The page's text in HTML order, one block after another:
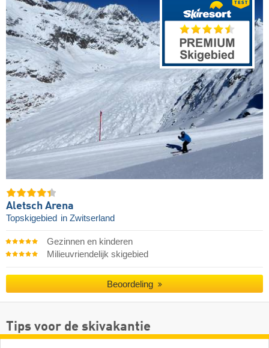
Aletsch Arena
Topskigebied in Zwitserland
Gezinnen en kinderen
Milieuvriendelijk skigebied
Beoordeling
Tips voor de skivakantie